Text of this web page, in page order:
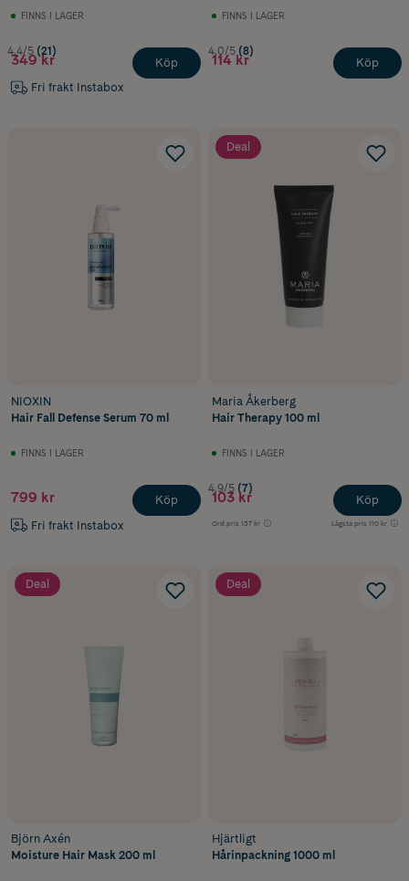
FINNS I LAGER
4.4/5 (21)
349 kr
Fri frakt Instabox
Köp
FINNS I LAGER
4.0/5 (8)
114 kr Köp
NIOXIN
Hair Fall Defense Serum 70 ml
FINNS I LAGER
799 kr
Fri frakt Instabox
Köp
Deal
Maria Åkerberg
Hair Therapy 100 ml
FINNS I LAGER
4.9/5 (7)
103 kr
Ord.pris 137 kr Lägsta pris 110 kr
Köp
Deal
Björn Axén
Moisture Hair Mask 200 ml
Deal
Hjärtligt
Hårinpackning 1000 ml